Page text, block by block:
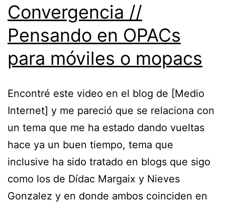
Convergencia //
Pensando en OPACs
para móviles o mopacs
Encontré este video en el blog de [Medio
Internet] y me pareció que se relaciona con
un tema que me ha estado dando vueltas
hace ya un buen tiempo, tema que
inclusive ha sido tratado en blogs que sigo
como los de Dídac Margaix y Nieves
Gonzalez y en donde ambos coinciden en